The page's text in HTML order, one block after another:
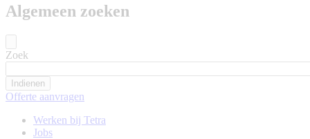
Algemeen zoeken
Zoek
Offerte aanvragen
Werken bij Tetra
Jobs